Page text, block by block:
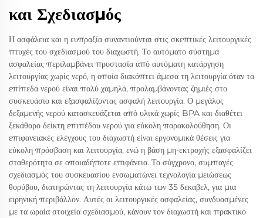
και Σχεδιασμός
Η ασφάλεια και η ευπραξία συναντιούνται στις σκεπτικές λειτουργικές
πτυχές του σχεδιασμού του διαχωστή. Το αυτόματο σύστημα
ασφαλείας περιλαμβάνει προστασία από αυτόματη κατάργηση
λειτουργίας χωρίς νερό, η οποία διακόπτει άμεσα τη λειτουργία όταν τα
επίπεδα νερού είναι πολύ χαμηλά, προλαμβάνοντας ζημιές στο
συσκευάσιο και εξασφαλίζοντας ασφαλή λειτουργία. Ο μεγάλος
δεξαμενής νερού κατασκευάζεται από υλικά χωρίς BPA και διαθέτει
ξεκάθαρο δείκτη επιπέδου νερού για εύκολη παρακολούθηση. Οι
επιφανειακές ελέγχους του διαχωστή είναι εργονομικά θέσεις για
εύκολη πρόσβαση και λειτουργία, ενώ η βάση μη-εκτροχής εξασφαλίζει
σταθερότητα σε οποιαδήποτε επιφάνεια. Το σύγχρονο, συμπαγές
σχεδιασμός του συσκευασίου ενσωματώνει τεχνολογία μειώσεως
θορύβου, διατηρώντας τη λειτουργία κάτω των 35 δεκαβελ, για μια
ειρηνική περιβάλλον. Αυτές οι λειτουργικές ασφαλείας, συνδυασμένες
με τα ωραία στοιχεία σχεδιασμού, κάνουν τον διαχωστή και πρακτικό